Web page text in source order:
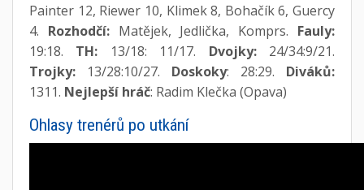
Painter 12, Riewer 10, Klimek 8, Bohačík 6, Guercy
4. Rozhodčí:Matějek, Jedlička, Komprs. Fauly:
19:18. TH: 13/18: 11/17. Dvojky:24/34:9/21.
Trojky:13/28:10/27. Doskoky: 28:29. Diváků:
1311. Nejlepší hráč: Radim Klečka (Opava)
Ohlasy trenérů po utkání